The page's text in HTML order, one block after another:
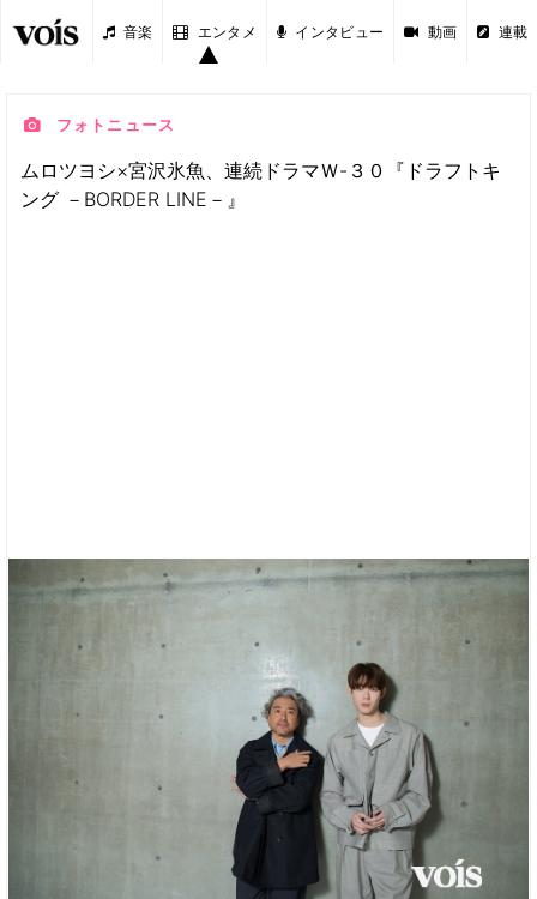
音楽 エンタメ インタビュー 動画 連載
フォトニュース
ムロツヨシ×宮沢氷魚、連続ドラマＷ-３０『ドラフトキ
ング －BORDER LINE－』